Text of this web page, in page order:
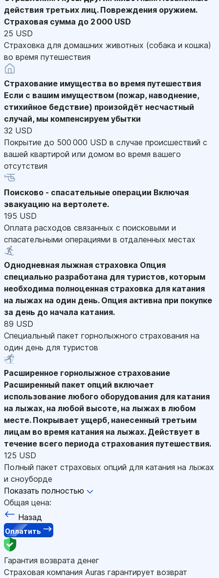
действия третьих лиц. Повреждения оружием.
Страховая сумма до 2 000 USD
25 USD
Страховка для домашних животных (собака и кошка)
во время путешествия
Страхование имущества во время путешествия
Если с вашим имуществом (пожар, наводнение,
стихийное бедствие) произойдёт несчастный
случай, мы компенсируем убытки
32 USD
Покрытие до 500 000 USD в случае происшествий с
вашей квартирой или домом во время вашего
отсутствия
Поисково - спасательные операции Включая
эвакуацию на вертолете.
195 USD
Оплата расходов связанных с поисковыми и
спасательными операциями в отдаленных местах
Однодневная лыжная страховка Опция
специально разработана для туристов, которым
необходима полноценная страховка для катания
на лыжах на один день. Опция активна при покупке
за день до начала катания.
89 USD
Специальный пакет горнолыжного страхования на
один день для туристов
Расширенное горнолыжное страхование
Расширенный пакет опций включает
использование любого оборудования для катания
на лыжах, на любой высоте, на лыжах в любом
месте. Покрывает ущерб, нанесенный третьим
лицам во время катания на лыжах. Действует в
течение всего периода страхования путешествия.
125 USD
Полный пакет страховых опций для катания на лыжах
и сноуборде
Показать полностью
Общая цена:
Назад
Оплатить
Гарантия возврата денег
Страховая компания Auras гарантирует возврат